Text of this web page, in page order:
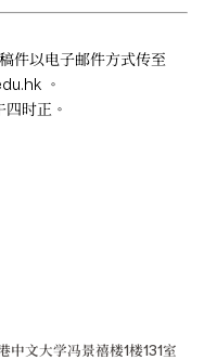
件以电子邮件方式传至
。
时正。
中文大学冯景禧楼1楼131室